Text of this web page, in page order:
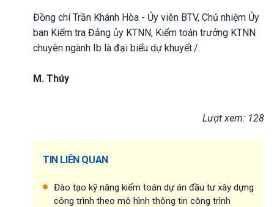
Đồng chí Trần Khánh Hòa - Ủy viên BTV, Chủ nhiệm Ủy
ban Kiểm tra Đảng ủy KTNN, Kiểm toán trưởng KTNN
chuyên ngành Ib là đại biểu dự khuyết./.
M. Thúy
Lượt xem: 128
TIN LIÊN QUAN
Đào tạo kỹ năng kiểm toán dự án đầu tư xây dựng
công trình theo mô hình thông tin công trình